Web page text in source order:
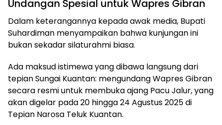
Undangan Spesial untuk Wapres Gibran
Dalam keterangannya kepada awak media, Bupati
Suhardiman menyampaikan bahwa kunjungan ini
bukan sekadar silaturahmi biasa.
Ada maksud istimewa yang dibawa langsung dari
tepian Sungai Kuantan: mengundang Wapres Gibran
secara resmi untuk membuka ajang Pacu Jalur, yang
akan digelar pada 20 hingga 24 Agustus 2025 di
Tepian Narosa Teluk Kuantan.